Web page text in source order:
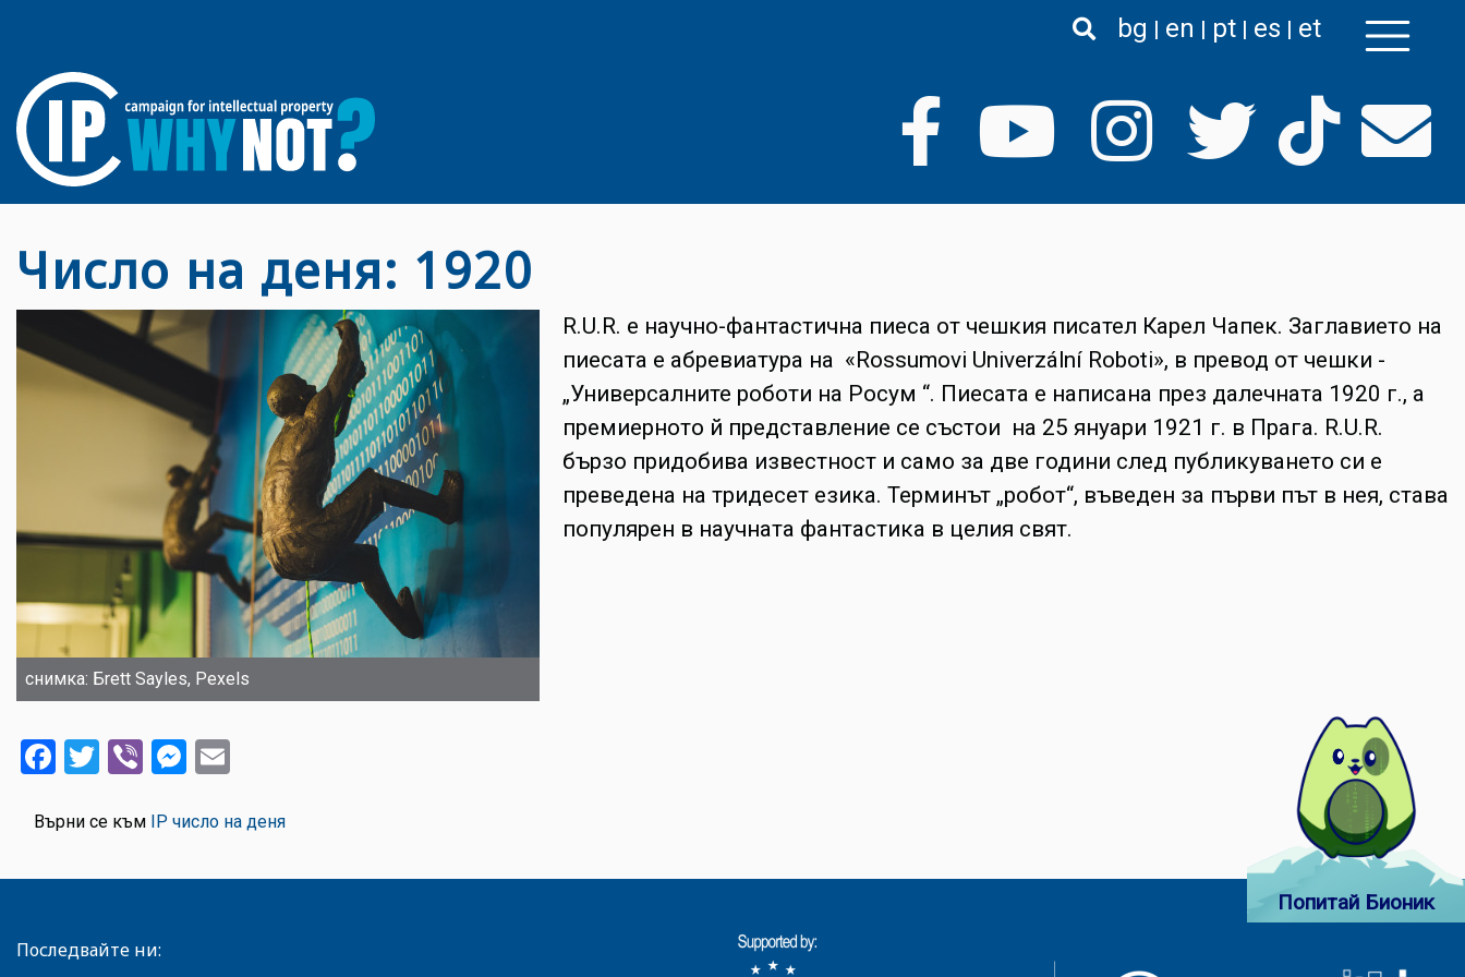
bg en pt es et
Число на деня: 1920
снимка: Бrett Sayles, Pexels
R.U.R. е научно-фантастична пиеса от чешкия писател Карел Чапек. Заглавието на
пиесата е абревиатура на «Rossumovi Univerzální Roboti», в превод от чешки -
„Универсалните роботи на Росум “. Пиесата е написана през далечната 1920 г., а
премиерното й представление се състои на 25 януари 1921 г. в Прага. R.U.R.
бързо придобива известност и само за две години след публикуването си е
преведена на тридесет езика. Терминът „робот“, въведен за първи път в нея, става
популярен в научната фантастика в целия свят.
Facebook
Twitter
ViberMessenger
Върни се към IP число на деня
Попитай Бионик
Последвайте ни: